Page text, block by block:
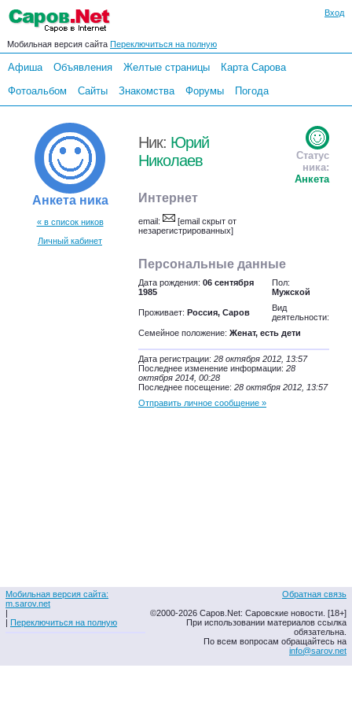
Вход
Мобильная версия сайта Переключиться на полную
Афиша Объявления Желтые страницы
Карта Сарова
Фотоальбом
Сайты Знакомства Форумы Погода
Анкета ника
« в список ников
Личный кабинет
Ник: Юрий
Николаев
Статус
ника:
Анкета
Интернет
email:
[email скрыт от
незарегистрированных]
Персональные данные
Дата рождения: 06 сентября
1985
Пол:
Мужской
Проживает: Россия, Саров
Вид
деятельности:
Семейное положение: Женат, есть дети
Дата регистрации: 28 октября 2012, 13:57
Последнее изменение информации: 28
октября 2014, 00:28
Последнее посещение: 28 октября 2012, 13:57
Отправить личное сообщение »
Мобильная версия сайта:
m.sarov.net
|
| Переключиться на полную
Обратная связь
©2000-2026 Саров.Net: Саровские новости. [18+]
При использовании материалов ссылка
обязательна.
По всем вопросам обращайтесь на
info@sarov.net